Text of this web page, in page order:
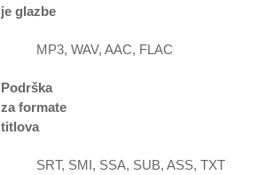
je glazbe
MP3, WAV, AAC, FLAC
Podrška
za formate
titlova
SRT, SMI, SSA, SUB, ASS, TXT